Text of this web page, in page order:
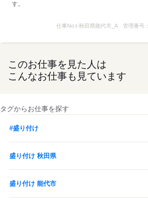
す。
仕事No.t-秋田県能代市_A 管理番号：
このお仕事を見た人は
こんなお仕事も見ています
タグからお仕事を探す
#盛り付け
盛り付け 秋田県
盛り付け 能代市